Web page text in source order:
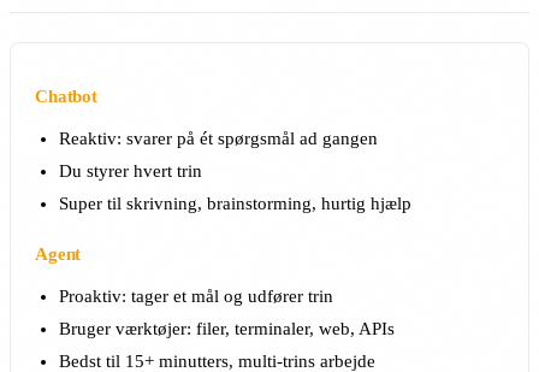
Chatbot
Reaktiv: svarer på ét spørgsmål ad gangen
Du styrer hvert trin
Super til skrivning, brainstorming, hurtig hjælp
Agent
Proaktiv: tager et mål og udfører trin
Bruger værktøjer: filer, terminaler, web, APIs
Bedst til 15+ minutters, multi-trins arbejde